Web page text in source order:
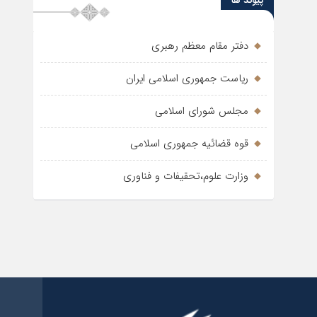
دفتر مقام معظم رهبری
ریاست جمهوری اسلامی ایران
مجلس شورای اسلامی
قوه قضائیه جمهوری اسلامی
وزارت علوم،تحقیفات و فناوری